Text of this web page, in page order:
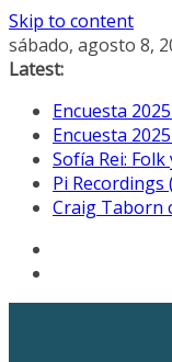
Skip to content
sábado, agosto 8,
Latest:
Encuesta
Encuesta
Sofía Rei:
Pi Recordings
Craig Taborn